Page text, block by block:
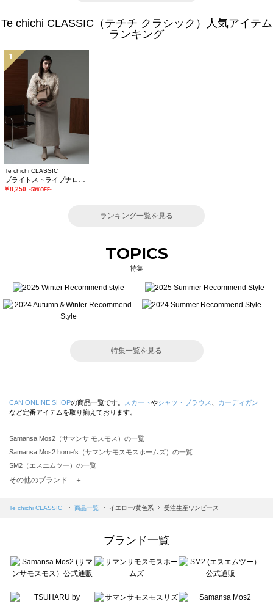
Te chichi CLASSIC（テチチ クラシック）人気アイテム
ランキング
1
Te chichi CLASSIC
￥8,250 -50%OFF-
ランキング一覧を見る
TOPICS
特集
特集一覧を見る
CAN ONLINE SHOPの商品一覧です。 スカート やシャツ・ブラウス
カーディガン
など定番アイテムを取り揃えております。
Samansa Mos2（サマンサ モスモス）の一覧
Samansa Mos2 home's（サマンサモスモスホームズ）の一覧
SM2（エスエムツー）の一覧
TSUHARU by Samansa Mos2（ツハルバイサマンサモスモス）の一覧
Samansa Mos2 blue（サマンサモスモス ブルー）の一覧
Te chichi（テチチ）の一覧
Te chichi CLASSIC（テチチ クラシック）の一覧
Lugnoncure（ルノンキュール）の一覧
その他のブランド ＋
Te chichi CLASSIC 商品一覧 イエロー/黄色系 受注生産ワンピース
ブランド一覧